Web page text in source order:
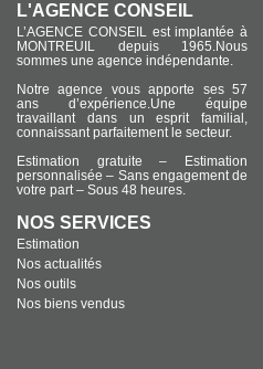
L'AGENCE CONSEIL
L’AGENCE CONSEIL est implantée à
MONTREUIL depuis 1965.Nous
sommes une agence indépendante.
Notre agence vous apporte ses 57
ans d’expérience.Une équipe
travaillant dans un esprit familial,
connaissant parfaitement le secteur.
Estimation gratuite – Estimation
personnalisée – Sans engagement de
votre part – Sous 48 heures.
NOS SERVICES
Estimation
Nos actualités
Nos outils
Nos biens vendus